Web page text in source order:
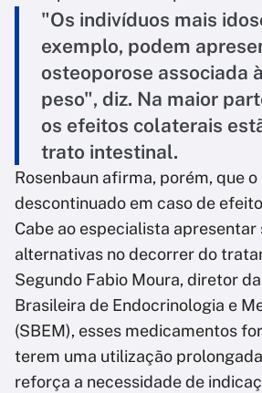
"Os indivíduos mais
exemplo, podem
osteoporose associada
peso", diz. Na maior
os efeitos colaterais
trato intestinal.
Rosenbaun afirma, porém, que o
descontinuado em caso de
Cabe ao especialista apresentar
alternativas no decorrer do
Segundo Fabio Moura, diretor
Brasileira de Endocrinologia e
(SBEM), esses medicamentos
terem uma utilização prolongada
reforça a necessidade de